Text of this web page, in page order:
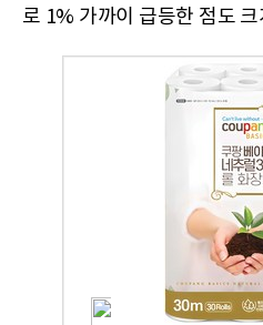
로 1% 가까이 급등한 점도